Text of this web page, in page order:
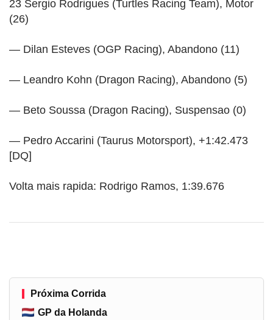
23 Sergio Rodrigues (Turtles Racing Team), Motor
(26)
— Dilan Esteves (OGP Racing), Abandono (11)
— Leandro Kohn (Dragon Racing), Abandono (5)
— Beto Soussa (Dragon Racing), Suspensao (0)
— Pedro Accarini (Taurus Motorsport), +1:42.473
[DQ]
Volta mais rapida: Rodrigo Ramos, 1:39.676
Próxima Corrida
GP da Holanda